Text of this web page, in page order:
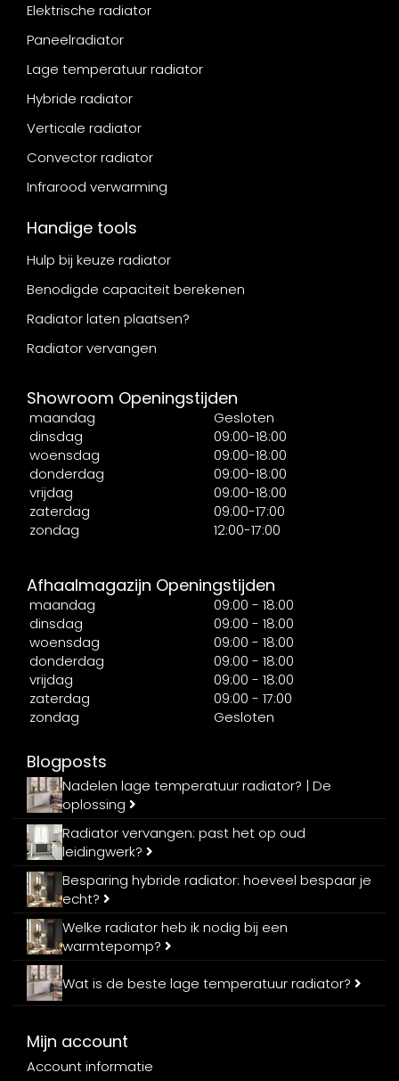
Elektrische radiator
Paneelradiator
Lage temperatuur radiator
Hybride radiator
Verticale radiator
Convector radiator
Infrarood verwarming
Handige tools
Hulp bij keuze radiator
Benodigde capaciteit berekenen
Radiator laten plaatsen?
Radiator vervangen
Showroom Openingstijden
maandag
Gesloten
dinsdag
09:00-18:00
woensdag
09:00-18:00
donderdag
09:00-18:00
vrijdag
09:00-18:00
zaterdag
09:00-17:00
zondag
12:00-17:00
Afhaalmagazijn Openingstijden
maandag
09:00 - 18:00
dinsdag
09:00 - 18:00
woensdag
09:00 - 18:00
donderdag
09:00 - 18:00
vrijdag
09:00 - 18:00
zaterdag
09:00 - 17:00
zondag
Gesloten
Blogposts
Nadelen lage temperatuur radiator? | De
oplossing
Radiator vervangen: past het op oud
leidingwerk?
Besparing hybride radiator: hoeveel bespaar je
echt?
Welke radiator heb ik nodig bij een
warmtepomp?
Wat is de beste lage temperatuur radiator?
Mijn account
Account informatie